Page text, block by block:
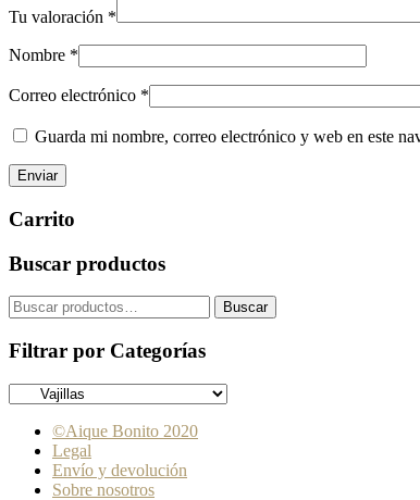
Tu valoración *
Nombre *
Correo electrónico *
Guarda mi nombre, correo electrónico y web en este
Barra
lateral
primaria
Carrito
Buscar productos
Buscar
por:
Buscar
Filtrar por Categorías
©Aique Bonito 2020
Legal
Envío y devolución
Sobre nosotros